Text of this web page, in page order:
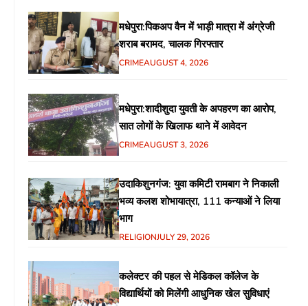
मधेपुरा:पिकअप वैन में भाड़ी मात्रा में अंग्रेजी
शराब बरामद, चालक गिरफ्तार
CRIMEAUGUST 4, 2026
मधेपुरा:शादीशुदा युवती के अपहरण का आरोप,
सात लोगों के खिलाफ थाने में आवेदन
CRIMEAUGUST 3, 2026
उदाकिशुनगंज: युवा कमिटी रामबाग ने निकाली
भव्य कलश शोभायात्रा, 111 कन्याओं ने लिया
भाग
RELIGIONJULY 29, 2026
कलेक्टर की पहल से मेडिकल कॉलेज के
विद्यार्थियों को मिलेंगी आधुनिक खेल सुविधाएं